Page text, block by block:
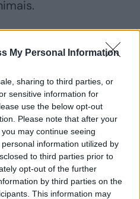
My Personal Information
sharing to third parties, or
sensitive information for
use the below opt-out
Please note that after your
may continue seeing
information utilized by
to third parties prior to
opt-out of the further
by third parties on the
This information may
kraujo brolius lietuvius.
baltų maždaug XVI
etninė grupė –
buvusioje prūsų
išskirtinis
ir raštiją. Būtent čia